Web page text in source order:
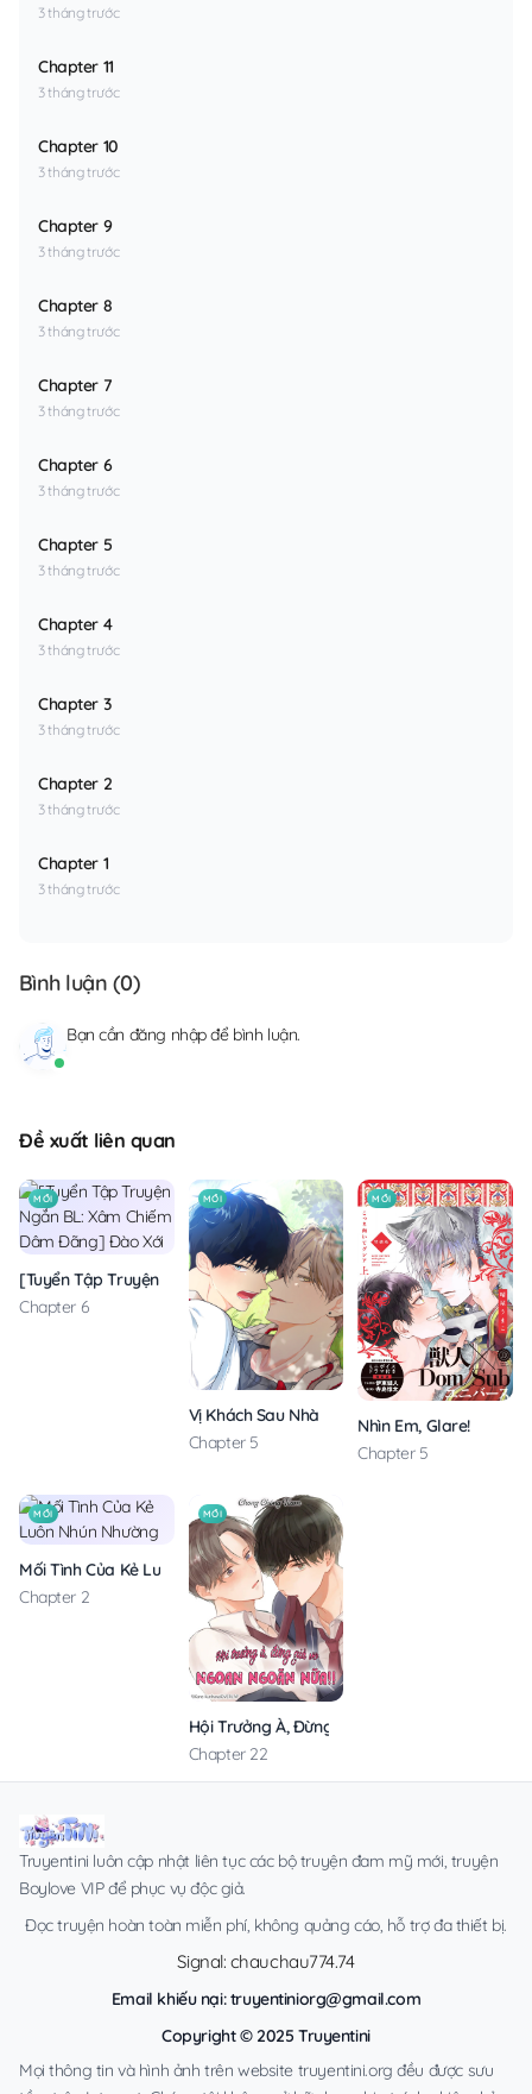
3 tháng trước
Chapter 11
3 tháng trước
Chapter 10
3 tháng trước
Chapter 9
3 tháng trước
Chapter 8
3 tháng trước
Chapter 7
3 tháng trước
Chapter 6
3 tháng trước
Chapter 5
3 tháng trước
Chapter 4
3 tháng trước
Chapter 3
3 tháng trước
Chapter 2
3 tháng trước
Chapter 1
3 tháng trước
Bình luận (0)
Bạn cần đăng nhậpđể bình luận.
Đề xuất liên quan
MỚI
[Tuyển Tập Truyện Ngắn BL: Xâm Chiếm Dâm Đãng] Đào Xới
Chapter 6
MỚI
Vị Khách Sau Nhà
Chapter 5
MỚI
Nhìn Em, Glare!
Chapter 5
MỚI
Mối Tình Của Kẻ Luôn Nhún Nhường
Chapter 2
MỚI
Hội Trưởng À, Đừng Giả Vờ Ngoan Ngoãn
Chapter 22
Truyentini luôn cập nhật liên tục các bộ truyện đam mỹ mới, truyện
Boylove VIP để phục vụ độc giả.
Đọc truyện hoàn toàn miễn phí, không quảng cáo, hỗ trợ đa thiết bị.
Signal: chauchau774.74
Email khiếu nại:truyentiniorg@gmail.com
Copyright © 2025 Truyentini
Mọi thông tin và hình ảnh trên website truyentini.org đều được sưu